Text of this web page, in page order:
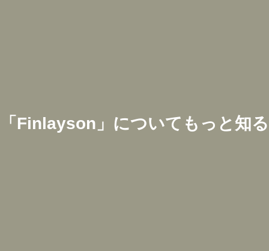
「 Finlayson 」についてもっと知る